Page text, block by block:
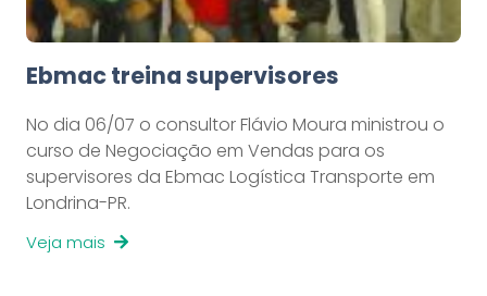
Ebmac treina supervisores
No dia 06/07 o consultor Flávio Moura ministrou o
curso de Negociação em Vendas para os
supervisores da Ebmac Logística Transporte em
Londrina-PR.
Veja mais